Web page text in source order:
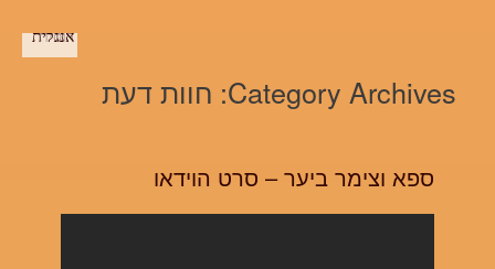
Category Archives: חוות דעת
ספא וצימר ביער – סרט הוידאו